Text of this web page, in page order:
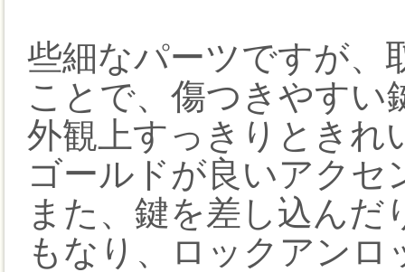
些細なパーツですが、
ことで、傷つきやすい
外観上すっきりときれ
ゴールドが良いアクセ
また、鍵を差し込んだ
もなり、ロックアン